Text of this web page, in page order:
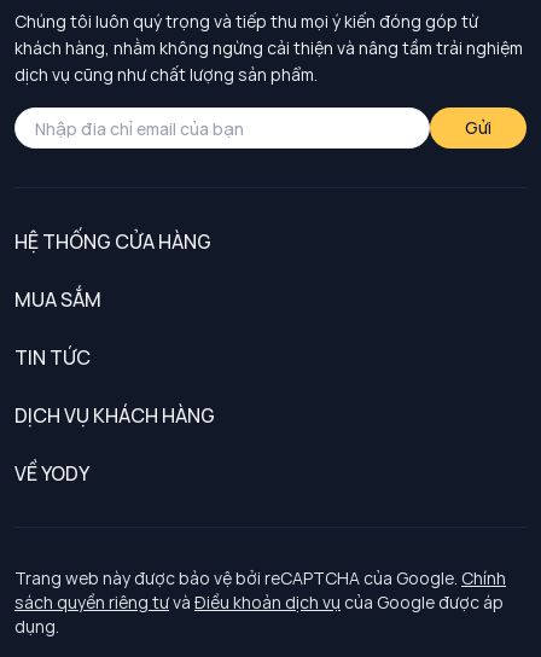
Chúng tôi luôn quý trọng và tiếp thu mọi ý kiến đóng góp từ
khách hàng, nhằm không ngừng cải thiện và nâng tầm trải nghiệm
dịch vụ cũng như chất lượng sản phẩm.
Gửi
HỆ THỐNG CỬA HÀNG
MUA SẮM
TIN TỨC
DỊCH VỤ KHÁCH HÀNG
Chính sách khách hàng thân thiết
Chính sách bảo vệ dữ liệu cá nhân
Chính sách thanh toán, giao nhận
VỀ YODY
Tuyển dụng
Trang web này được bảo vệ bởi reCAPTCHA của Google. Chính
sách quyền riêng tưvà Điều khoản dịch vụ của Google được áp
dụng.